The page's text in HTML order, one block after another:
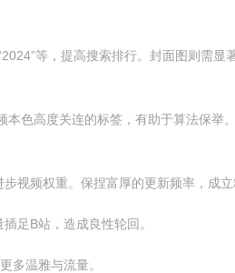
等，提高搜索排行。封面图则需显
色高度关连的标签，有助于算法保举。
视频权重。保捏富厚的更新频率，成
足B站，造成良性轮回。
多温雅与流量。